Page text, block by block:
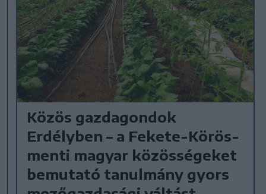
Közös gazdagondok
Erdélyben – a Fekete-Körös-
menti magyar közösségeket
bemutató tanulmány gyors